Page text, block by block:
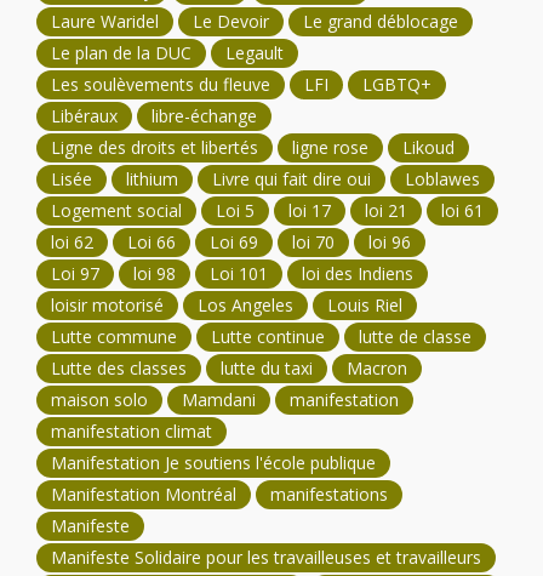
Laure Waridel
Le Devoir
Le grand déblocage
Le plan de la DUC
Legault
Les soulèvements du fleuve
LFI
LGBTQ+
Libéraux
libre-échange
Ligne des droits et libertés
ligne rose
Likoud
Lisée
lithium Livre qui fait dire oui
Loblawes
Logement social
Loi 5 loi 17 loi 21
loi 61
loi 62
Loi 66 Loi 69 loi 70
loi 96
Loi 97
loi 98 Loi 101
loi des Indiens
loisir motorisé
Los Angeles
Louis Riel
Lutte commune
Lutte continue
lutte de classe
Lutte des classes
lutte du taxi
Macron
maison solo
Mamdani
manifestation
manifestation climat
Manifestation Je soutiens l'école publique
Manifestation Montréal
manifestations
Manifeste
Manifeste Solidaire pour les travailleuses et travailleurs